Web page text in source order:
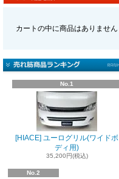
カートの中に商品はありません
No.1
[HIACE] ユーログリル(ワイドボ
ディ用)
35,200円(税込)
No.2